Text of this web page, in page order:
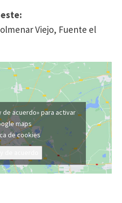
Viejo, Fuente el
de acuerdo» para activar
maps
de cookies